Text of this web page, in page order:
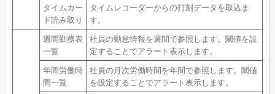
タイムカー
ド読み取り
タイムレコーダーからの打刻データを取込ま
す。
週間勤務表
一覧
社員の勤怠情報を週間で参照します。閾値を設
定することでアラート表示します。
年間労働時
間一覧
社員の月次労働時間を年間で参照します。閾値
を設定することでアラート表示します。